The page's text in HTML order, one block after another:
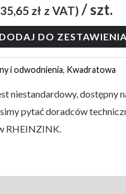
35,65 zł z VAT) / szt.
DODAJ DO ZESTAWIENIA
i odwodnienia, Kwadratowa
niestandardowy, dostępny
pytać doradców
RHEINZINK.